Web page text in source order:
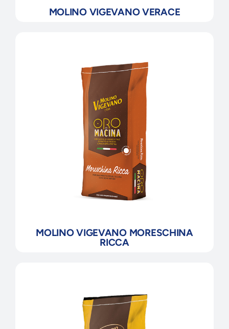
MOLINO VIGEVANO VERACE
MOLINO VIGEVANO MORESCHINA
RICCA